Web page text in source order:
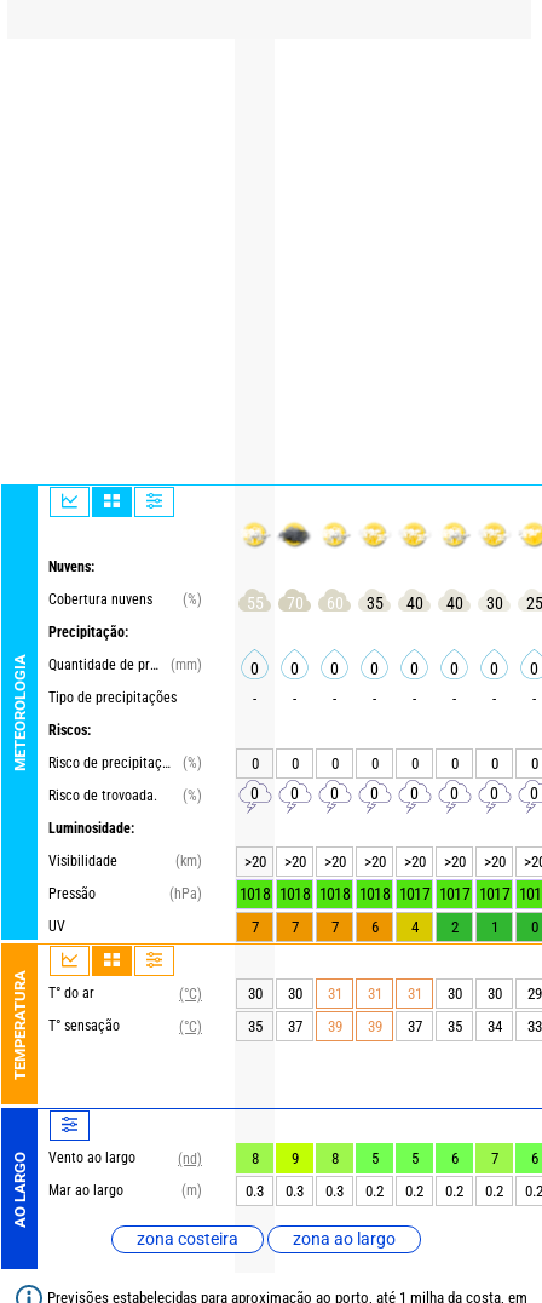
METEOROLOGIA
Nuvens:
Cobertura nuvens
(%)
Precipitação:
Quantidade de precipitações
(mm)
Tipo de precipitações
Riscos:
Risco de precipitações
(%)
Risco de trovoada.
(%)
Luminosidade:
Visibilidade
(km)
Pressão
(hPa)
UV
TEMPERATURA T° do ar
(°C)
T° sensação
(°C)
AO LARGO Vento ao largo
(nd)
Mar ao largo
(m)
zona costeira zona ao largo
55 70 60 35 40 40 30 25
0 0 0 0 0 0 0 0
- - - - - - - -
0 0 0 0 0 0 0 0
0 0 0 0 0 0 0 0
>20 >20 >20 >20 >20 >20 >20
1018 1018 1018 1018 1017 1017 1017
7 7 7 6 4 2 1 0
30 30 31 31 31 30 30
29
35
37 39 39 37 35 34 33
8 9 8 5 5 6 7
6
0.3
0.3 0.3 0.2 0.2 0.2 0.2 0.2
Previsões estabelecidas para aproximação ao porto, até 1 milha da costa, em